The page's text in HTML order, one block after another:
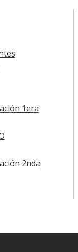
1era
2nda